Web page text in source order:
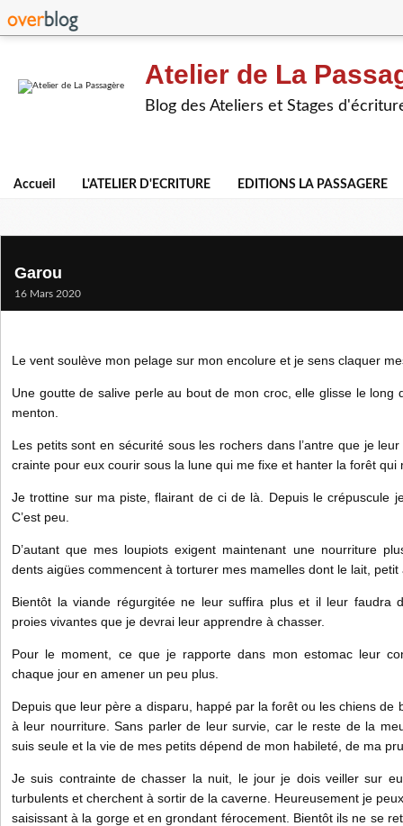
Atelier de La
Blog des Ateliers et Stages
Accueil L'ATELIER D'ECRITURE EDITIONS LA PASSAGERE
Garou
16 Mars 2020
Le vent soulève mon pelage sur mon encolure et je sens claquer
Une goutte de salive perle au bout de mon croc, elle glisse le long
menton.
Les petits sont en sécurité sous les rochers dans l’antre que je
crainte pour eux courir sous la lune qui me fixe et hanter la forêt qui
Je trottine sur ma piste, flairant de ci de là. Depuis le crépuscule
C’est peu.
D’autant que mes loupiots exigent maintenant une nourriture
dents aigües commencent à torturer mes mamelles dont le lait, petit
Bientôt la viande régurgitée ne leur suffira plus et il leur faudra
proies vivantes que je devrai leur apprendre à chasser.
Pour le moment, ce que je rapporte dans mon estomac leur
chaque jour en amener un peu plus.
Depuis que leur père a disparu, happé par la forêt ou les chiens de
à leur nourriture. Sans parler de leur survie, car le reste de la
suis seule et la vie de mes petits dépend de mon habileté, de ma
Je suis contrainte de chasser la nuit, le jour je dois veiller sur
turbulents et cherchent à sortir de la caverne. Heureusement je
saisissant à la gorge et en grondant férocement. Bientôt ils ne se